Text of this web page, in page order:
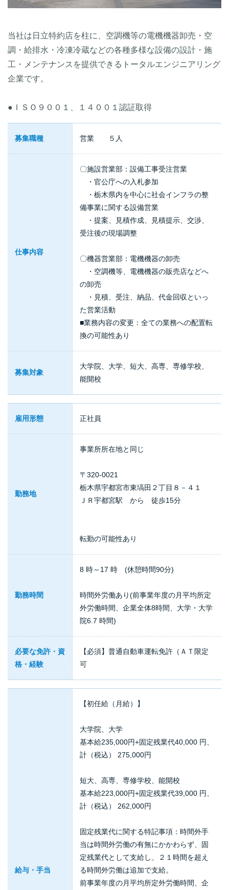
当社は日立特約店を柱に、空調機等の電機機器卸売・空
調・給排水・冷凍冷蔵などの各種多様な設備の設計・施
工・メンテナンスを提供できるトータルエンジニアリング
企業です。
●ＩＳＯ９００１、１４００１認証取得
募集職種 営業 ５人
仕事内容
〇施設営業部：設備工事受注営業
・官公庁への入札参加
・栃木県内を中心に社会インフラの整
備事業に関する設備営業
・提案、見積作成、見積提示、交渉、
受注後の現場調整
〇機器営業部：電機機器の卸売
・空調機等、電機機器の販売店などへ
の卸売
・見積、受注、納品、代金回収といっ
た営業活動
■業務内容の変更：全ての業務への配置転
換の可能性あり
募集対象
大学院、大学、短大、高専、専修学校、
能開校
雇用形態 正社員
勤務地
事業所所在地と同じ
〒320-0021
栃木県宇都宮市東塙田２丁目８－４１
ＪＲ宇都宮駅 から 徒歩15分
転勤の可能性あり
勤務時間
8 時～17 時 (休憩時間90分)
時間外労働あり(前事業年度の月平均所定
外労働時間、企業全体8時間、大学・大学
院6.7 時間)
必要な免許・資
格・経験
【必須】普通自動車運転免許（ＡＴ限定
可
給与・手当
【初任給（月給）】
大学院、大学
基本給235,000円+固定残業代40,000 円、
計（税込） 275,000円
短大、高専、専修学校、能開校
基本給223,000円+固定残業代39,000 円、
計（税込） 262,000円
固定残業代に関する特記事項：時間外手
当は時間外労働の有無にかかわらず、固
定残業代として支給し、２１時間を超え
る時間外労働は追加で支給。
前事業年度の月平均所定外労働時間、企